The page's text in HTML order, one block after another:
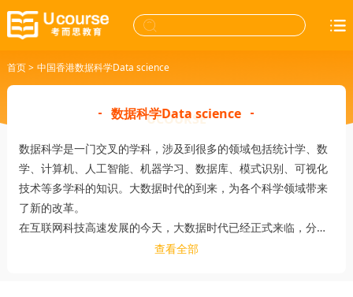
首页> 中国香港数据科学Data science
数据科学Data science
数据科学是一门交叉的学科，涉及到很多的领域包括统计学、数
学、计算机、人工智能、机器学习、数据库、模式识别、可视化
技术等多学科的知识。大数据时代的到来，为各个科学领域带来
了新的改革。
在互联网科技高速发展的今天，大数据时代已经正式来临，分析
大数据可以帮助企业更好的进行产品制定与推广规划，从而最大
查看全部